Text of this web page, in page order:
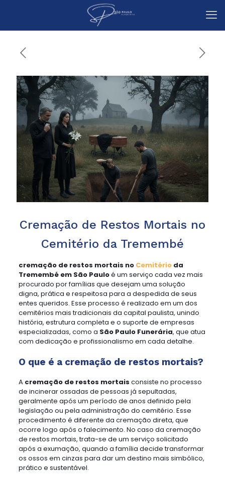
Cremação de Restos Mortais no
Cemitério da Tremembé
cremação de restos mortais no Cemitérioda
Tremembé em São Pauloé um serviço cada vez mais
procurado por famílias que desejam uma solução
digna, prática e respeitosa para a despedida de seus
entes queridos. Esse processo é realizado em um dos
cemitérios mais tradicionais da capital paulista, unindo
história, estrutura completa e o suporte de empresas
especializadas, como a São Paulo Funerária, que atua
com dedicação e profissionalismo em cada detalhe.
O que é a cremação de restos mortais?
A cremação de restos mortais consiste no processo
de incinerar ossadas de pessoas já sepultadas,
geralmente após um período de anos definido pela
legislação ou pela administração do cemitério. Esse
procedimento é diferente da cremação direta, que
ocorre logo após o falecimento. No caso da cremação
de restos mortais, trata-se de um serviço solicitado
após a exumação, quando a família decide transformar
os ossos em cinzas para dar um destino mais simbólico,
prático e sustentável.